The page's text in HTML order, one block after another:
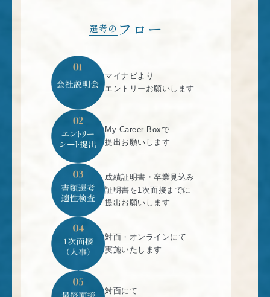
選考の フロー
マイナビより
エントリーお願いします
My Career Boxで
提出お願いします
成績証明書・卒業見込み
証明書を1次面接までに
提出お願いします
対面・オンラインにて
実施いたします
対面にて